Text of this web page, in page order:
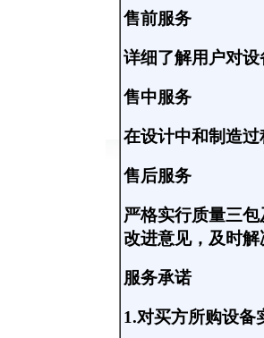
售前服务
详细了解用户对
售中服务
在设计中和制造
售后服务
严格实行质量三
改进意见，及时
服务承诺
1.对买方所购设备